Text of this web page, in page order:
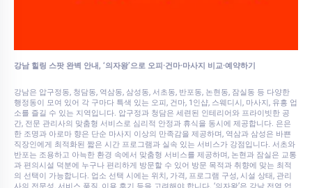
강남 힐링 스팟 완벽 안내, ‘의자왕’으로 오피·건마·마사지 비교·예약하기
강남은 압구정동, 청담동, 역삼동, 삼성동, 서초동, 반포동, 논현동, 잠실동 등 다양한
행정동이 모여 있어 각 구마다 특색 있는 오피, 건마, 1인샵, 스웨디시, 마사지, 유흥 업
소를 즐길 수 있는 지역입니다. 압구정과 청담은 세련된 인테리어와 프라이빗한 공
간, 전문 관리사의 맞춤형 서비스로 심리적 안정과 휴식을 동시에 제공합니다. 은은
한 조명과 아로마 향은 단순 마사지 이상의 만족감을 제공하며, 역삼과 삼성은 바쁜
직장인에게 최적화된 짧은 시간 프로그램과 실속 있는 서비스가 강점입니다. 서초와
반포는 조용하고 아늑한 환경 속에서 맞춤형 서비스를 제공하며, 논현과 잠실은 교통
과 편의시설 덕분에 누구나 편리하게 방문할 수 있어 방문 목적과 취향에 맞는 최적
의 선택이 가능합니다. 업소 선택 시에는 위치, 가격, 프로그램 구성, 시설 상태, 관리
사의 전문성, 서비스 품질, 이용 후기 등을 고려해야 합니다. ‘의자왕’은 강남 전역 업